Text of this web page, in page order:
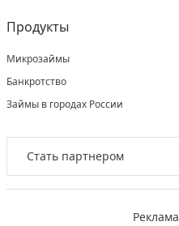
Продукты
Микрозаймы
Банкротство
Займы в городах России
Стать партнером